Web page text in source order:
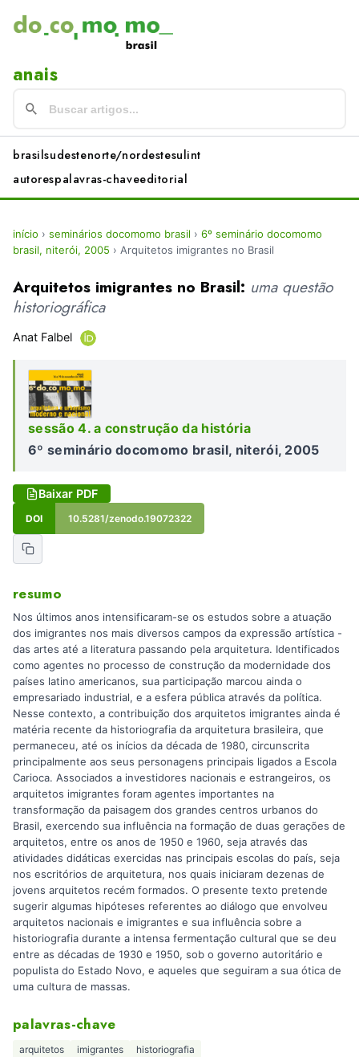
anais
brasilsudestenorte/nordestesulint
autorespalavras-chaveeditorial
início › seminários docomomo brasil › 6º seminário docomomo
brasil, niterói, 2005 › Arquitetos imigrantes no Brasil
Arquitetos imigrantes no Brasil: uma questão
historiográfica
Anat Falbel
sessão 4. a construção da história
6º seminário docomomo brasil, niterói, 2005
Baixar PDF
DOI 10.5281/zenodo.19072322
resumo
Nos últimos anos intensificaram-se os estudos sobre a atuação
dos imigrantes nos mais diversos campos da expressão artística -
das artes até a literatura passando pela arquitetura. Identificados
como agentes no processo de construção da modernidade dos
países latino americanos, sua participação marcou ainda o
empresariado industrial, e a esfera pública através da política.
Nesse contexto, a contribuição dos arquitetos imigrantes ainda é
matéria recente da historiografia da arquitetura brasileira, que
permaneceu, até os inícios da década de 1980, circunscrita
principalmente aos seus personagens principais ligados a Escola
Carioca. Associados a investidores nacionais e estrangeiros, os
arquitetos imigrantes foram agentes importantes na
transformação da paisagem dos grandes centros urbanos do
Brasil, exercendo sua influência na formação de duas gerações de
arquitetos, entre os anos de 1950 e 1960, seja através das
atividades didáticas exercidas nas principais escolas do país, seja
nos escritórios de arquitetura, nos quais iniciaram dezenas de
jovens arquitetos recém formados. O presente texto pretende
sugerir algumas hipóteses referentes ao diálogo que envolveu
arquitetos nacionais e imigrantes e sua influência sobre a
historiografia durante a intensa fermentação cultural que se deu
entre as décadas de 1930 e 1950, sob o governo autoritário e
populista do Estado Novo, e aqueles que seguiram a sua ótica de
uma cultura de massas.
palavras-chave
arquitetos imigrantes historiografia